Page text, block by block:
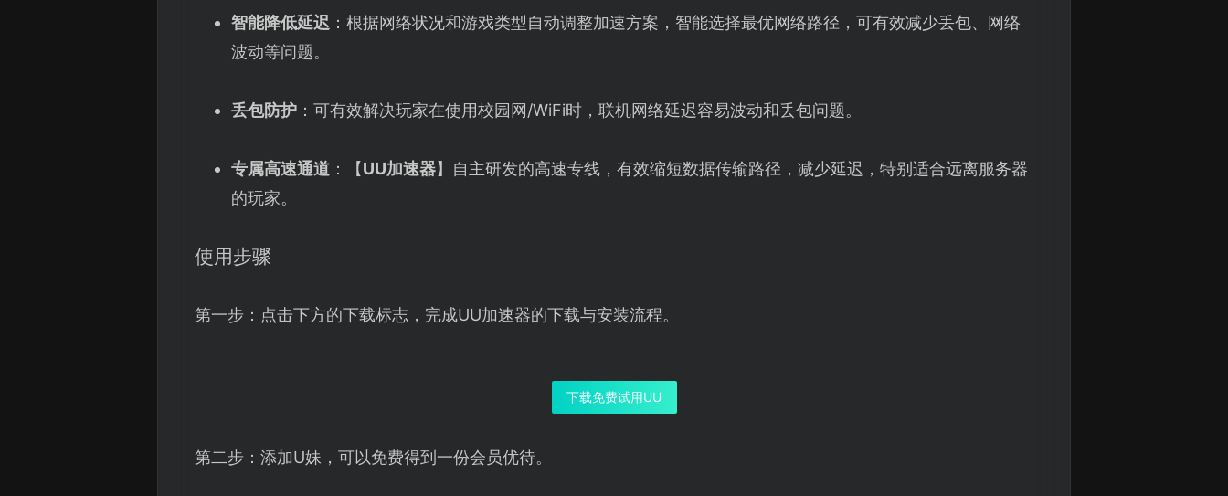
智能降低延迟：根据网络状况和游戏类型自动调整加速方案，智能选择最优网络路径，可有效减少丢包、网络
波动等问题。
丢包防护：可有效解决玩家在使用校园网/WiFi时，联机网络延迟容易波动和丢包问题。
专属高速通道：【UU加速器】自主研发的高速专线，有效缩短数据传输路径，减少延迟，特别适合远离服务器
的玩家。
使用步骤
第一步：点击下方的下载标志，完成UU加速器的下载与安装流程。
下载免费试用UU
第二步：添加U妹，可以免费得到一份会员优待。